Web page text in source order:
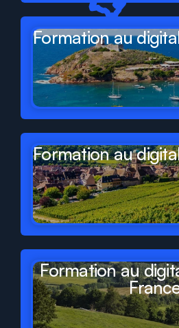
Formation au
Formation au
Formation au